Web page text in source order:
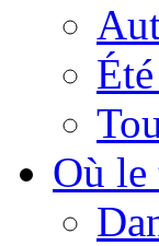
Où le